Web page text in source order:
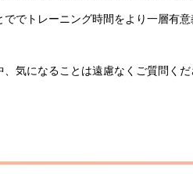
でトレーニング時間をより一層有
気になることは遠慮なくご質問く